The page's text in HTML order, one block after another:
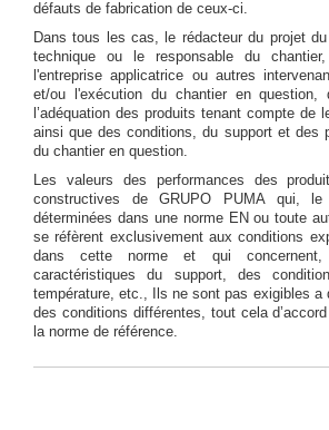
défauts de fabrication de ceux-ci.
Dans tous les cas, le rédacteur du projet
technique ou le responsable du
l'entreprise applicatrice ou autres
et/ou l'exécution du chantier en question,
l’adéquation des produits tenant compte de
ainsi que des conditions, du support et des
du chantier en question.
Les valeurs des performances des
constructives de GRUPO PUMA qui,
déterminées dans une norme EN ou toute
se réfèrent exclusivement aux conditions
dans cette norme et qui
caractéristiques du support, des
température, etc., Ils ne sont pas exigibles a
des conditions différentes, tout cela
la norme de référence.